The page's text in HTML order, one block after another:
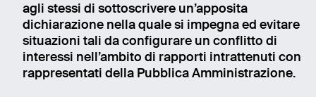
agli stessi di sottoscrivere un’apposita
dichiarazione nella quale si impegna ed evitare
situazioni tali da configurare un conflitto di
interessi nell’ambito di rapporti intrattenuti con
rappresentati della Pubblica Amministrazione.